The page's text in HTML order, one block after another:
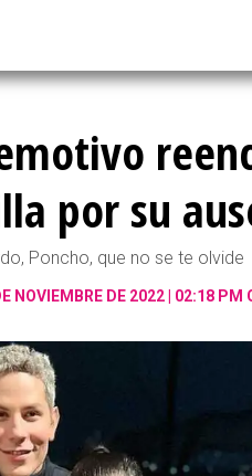
por su
Poncho, que no se te olvide
NOVIEMBRE DE 2022 | 02:18 PM